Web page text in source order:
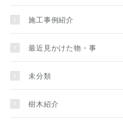
施工事例紹介
最近見かけた物・事
未分類
樹木紹介